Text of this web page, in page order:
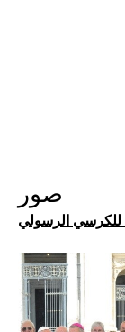
صور